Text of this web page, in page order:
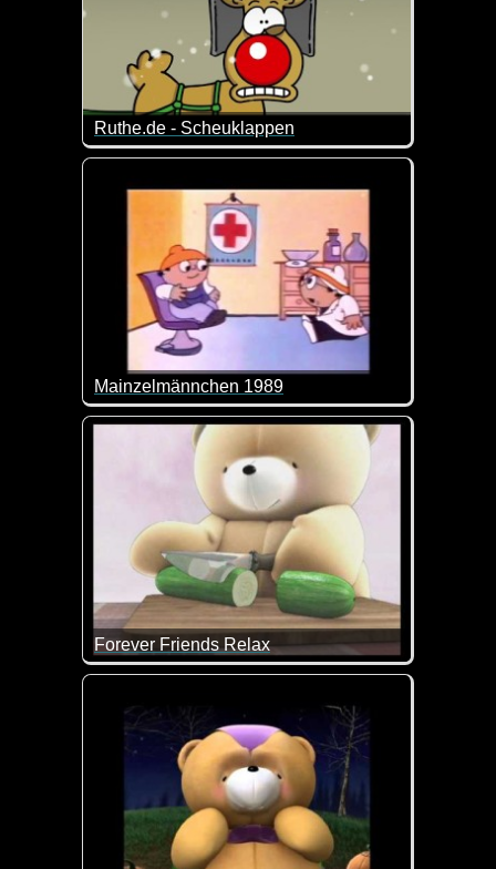
Ruthe.de - Scheuklappen
Da helfen sogar die Scheuklappen nichts mehr ;-)
Mainzelmännchen 1989
Die Mainzelmännchen waren in den ersten
Forever Friends Relax
Heute einfach mal nichts tun außer relaxen ;-)